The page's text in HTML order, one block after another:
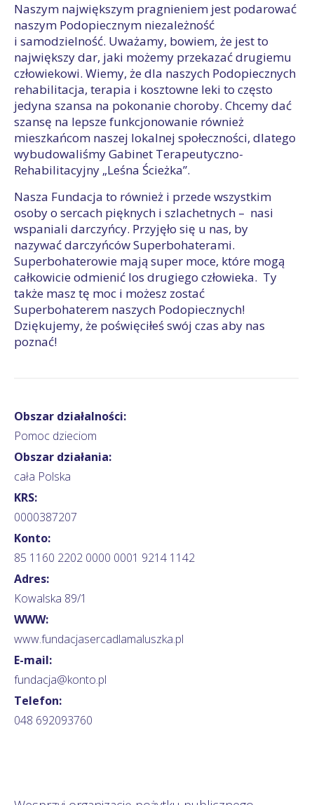
Naszym największym pragnieniem jest podarować
naszym Podopiecznym niezależność
i samodzielność. Uważamy, bowiem, że jest to
największy dar, jaki możemy przekazać drugiemu
człowiekowi. Wiemy, że dla naszych Podopiecznych
rehabilitacja, terapia i kosztowne leki to często
jedyna szansa na pokonanie choroby. Chcemy dać
szansę na lepsze funkcjonowanie również
mieszkańcom naszej lokalnej społeczności, dlatego
wybudowaliśmy Gabinet Terapeutyczno-
Rehabilitacyjny „Leśna Ścieżka”.
Nasza Fundacja to również i przede wszystkim
osoby o sercach pięknych i szlachetnych – nasi
wspaniali darczyńcy. Przyjęło się u nas, by
nazywać darczyńców Superbohaterami.
Superbohaterowie mają super moce, które mogą
całkowicie odmienić los drugiego człowieka. Ty
także masz tę moc i możesz zostać
Superbohaterem naszych Podopiecznych!
Dziękujemy, że poświęciłeś swój czas aby nas
poznać!
Obszar działalności:
Pomoc dzieciom
Obszar działania:
cała Polska
KRS:
0000387207
Konto:
85 1160 2202 0000 0001 9214 1142
Adres:
Kowalska 89/1
WWW:
www.fundacjasercadlamaluszka.pl
E-mail:
fundacja@konto.pl
Telefon:
048 692093760